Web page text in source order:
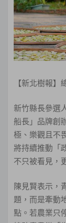
【新北樹報
新竹縣長參選
船長」品牌創
極、樂觀且不
將持續推動「
不只被看見，
陳見賢表示，
題，而是牽動
點。若農業只